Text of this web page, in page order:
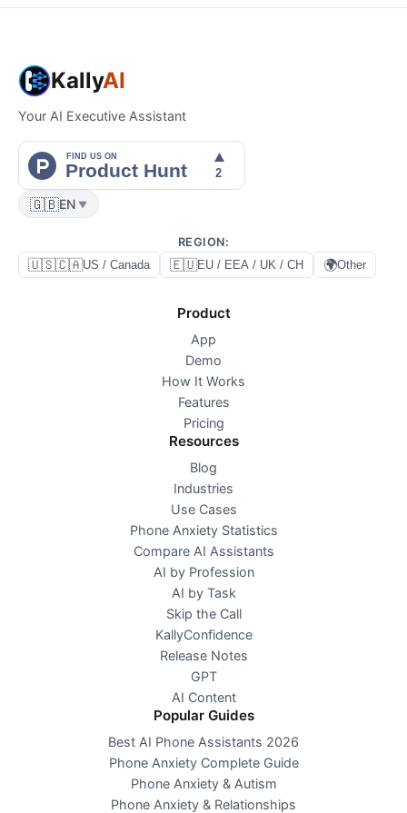
KallyAI
Your AI Executive Assistant
🇬🇧EN ▼
REGION:
🇺🇸🇨🇦US / Canada 🇪🇺EU / EEA / UK / CH 🌍Other
Product
App
Demo
How It Works
Features
Pricing
Resources
Blog
Industries
Use Cases
Phone Anxiety Statistics
Compare AI Assistants
AI by Profession
AI by Task
Skip the Call
KallyConfidence
Release Notes
GPT
AI Content
Popular Guides
Best AI Phone Assistants 2026
Phone Anxiety Complete Guide
Phone Anxiety & Autism
Phone Anxiety & Relationships